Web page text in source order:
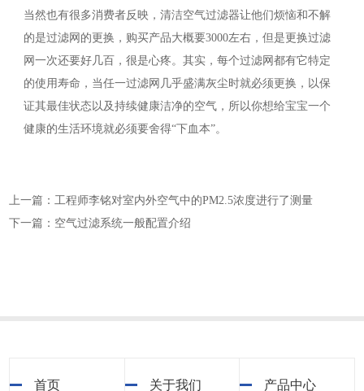
当然也有很多消费者反映，清洁空气过滤器让他们烦恼和不解
的是过滤网的更换，购买产品大概要3000左右，但是更换过滤
网一次还要好几百，很是心疼。其实，每个过滤网都有它特定
的使用寿命，当任一过滤网几乎盛满灰尘时就必须更换，以保
证其最佳状态以及持续健康洁净的空气，所以你想给宝宝一个
健康的生活环境就必须要舍得“下血本”。
上一篇：工程师李铭对室内外空气中的PM2.5浓度进行了测量
下一篇：空气过滤系统一般配置介绍
首页 关于我们 产品中心